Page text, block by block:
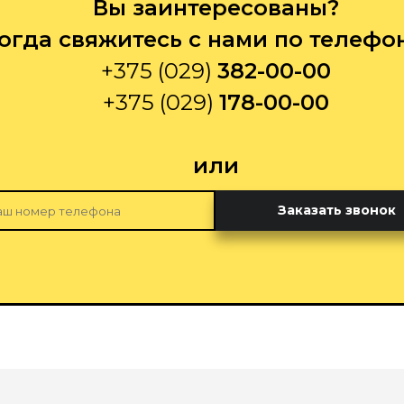
Вы заинтересованы?
свяжитесь с нами по
+375 (029) 382-00-00
+375 (029) 178-00-00
или
Заказать звонок